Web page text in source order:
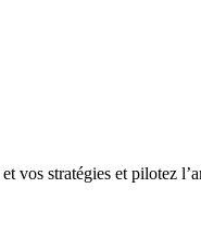
vos stratégies et pilotez